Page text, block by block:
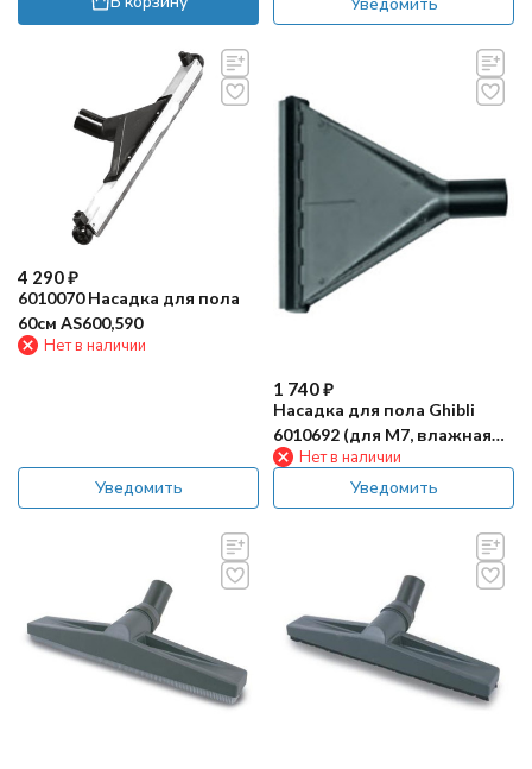
4 290₽
6010070 Насадка для пола
60см AS600,590
Нет в наличии
Уведомить
1 740₽
Насадка для пола Ghibli
6010692 (для M7, влажная
уборка)
Нет в наличии
Уведомить